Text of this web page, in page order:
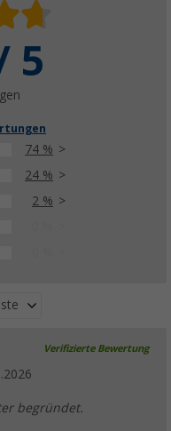
5
74 %
24 %
2 %
Verifizierte Bewertung
begründet.